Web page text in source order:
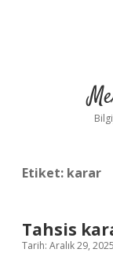
Etiket: karar
Tahsis
Tarih: Aralık 29, 2025